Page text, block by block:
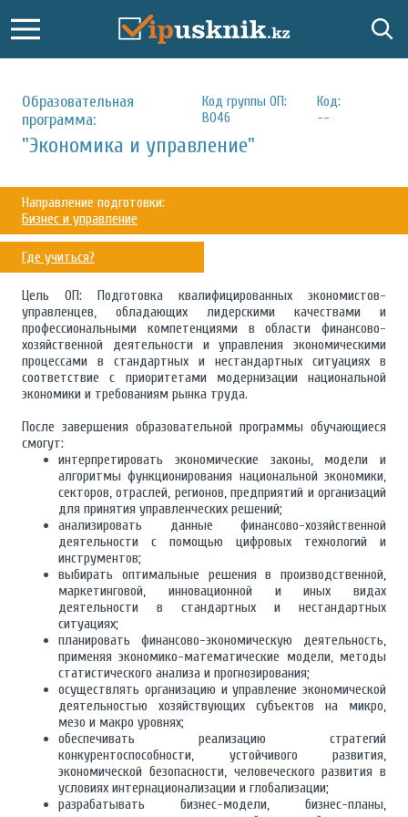
Образовательная
программа:
Код группы ОП:
B046
Код:
--
"Экономика и управление"
Направление подготовки:
Бизнес и управление
Где учиться?
Цель ОП: Подготовка квалифицированных экономистов-
управленцев, обладающих лидерскими качествами и
профессиональными компетенциями в области финансово-
хозяйственной деятельности и управления экономическими
процессами в стандартных и нестандартных ситуациях в
соответствие с приоритетами модернизации национальной
экономики и требованиям рынка труда.
После завершения образовательной программы обучающиеся
смогут:
интерпретировать экономические законы, модели и
алгоритмы функционирования национальной экономики,
секторов, отраслей, регионов, предприятий и организаций
для принятия управленческих решений;
анализировать данные финансово-хозяйственной
деятельности с помощью цифровых технологий и
инструментов;
выбирать оптимальные решения в производственной,
маркетинговой, инновационной и иных видах
деятельности в стандартных и нестандартных
ситуациях;
планировать финансово-экономическую деятельность,
применяя экономико-математические модели, методы
статистического анализа и прогнозирования;
осуществлять организацию и управление экономической
деятельностью хозяйствующих субъектов на микро,
мезо и макро уровнях;
обеспечивать реализацию стратегий
конкурентоспособности, устойчивого развития,
экономической безопасности, человеческого развития в
условиях интернационализации и глобализации;
разрабатывать бизнес-модели, бизнес-планы,